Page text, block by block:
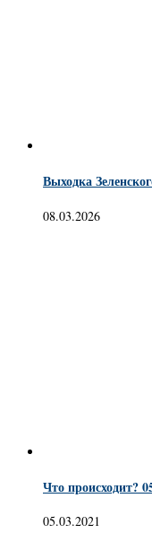
Выходка
08.03.2026
Что происходит?
05.03.2021